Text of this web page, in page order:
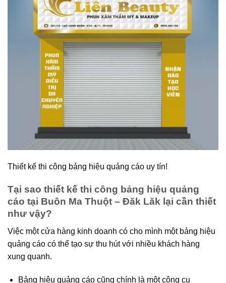
Thiết kế thi công bảng hiệu quảng cáo uy tín!
Tại sao thiết kế thi công bảng hiệu quảng
cáo tại Buôn Ma Thuột – Đăk Lăk lại cần thiết
như vậy?
Việc một cửa hàng kinh doanh có cho mình một bảng hiệu
quảng cáo có thể tạo sự thu hút với nhiều khách hàng
xung quanh.
Bảng hiệu quảng cáo cũng chính là một công cụ